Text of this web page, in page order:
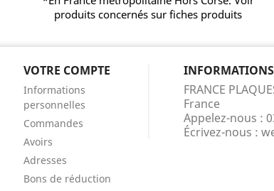
produits concernés sur fiches produits
VOTRE COMPTE
Informations
personnelles
Commandes
Avoirs
Adresses
Bons de réduction
INFORMATIONS
FRANCE
France
Appelez-nous :
Écrivez-nous :